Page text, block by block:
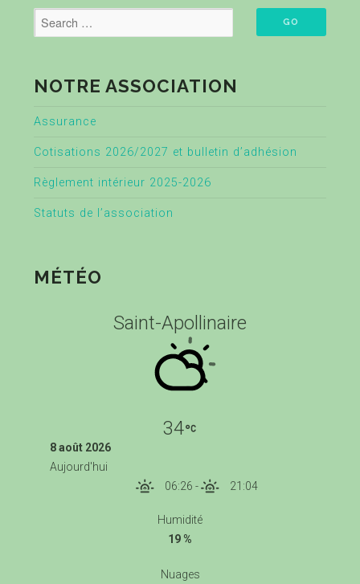
NOTRE ASSOCIATION
Assurance
Cotisations 2026/2027 et bulletin d’adhésion
Règlement intérieur 2025-2026
Statuts de l’association
MÉTÉO
Saint-Apollinaire
34
8 août 2026
Aujourd'hui
06:26 - 21:04
Humidité
19 %
Nuages